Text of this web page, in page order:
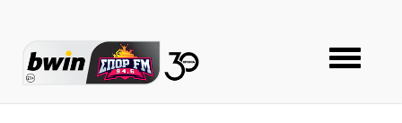
Toggle
navigation